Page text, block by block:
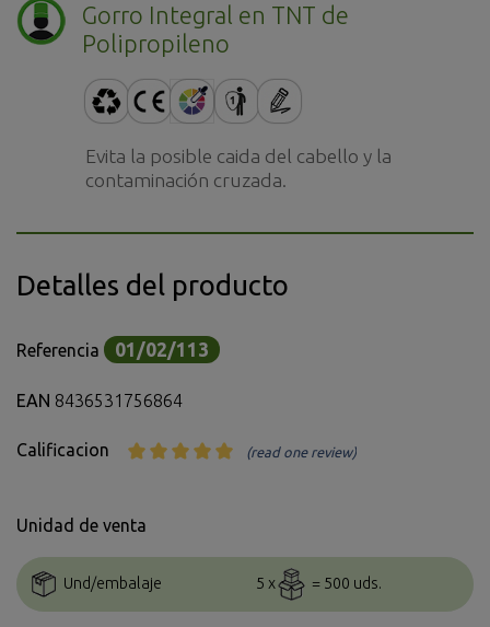
Gorro Integral en TNT de
Polipropileno
Evita la posible caida del cabello y la
contaminación cruzada.
Detalles del producto
Referencia 01/02/113
EAN 8436531756864
Calificacion (read one review)
Unidad de venta
Und/embalaje 5 x = 500 uds.